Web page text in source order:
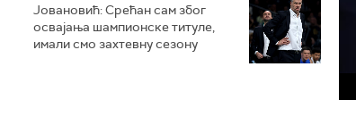
Јовановић: Срећан сам због
освајања шампионске титуле,
имали смо захтевну сезону